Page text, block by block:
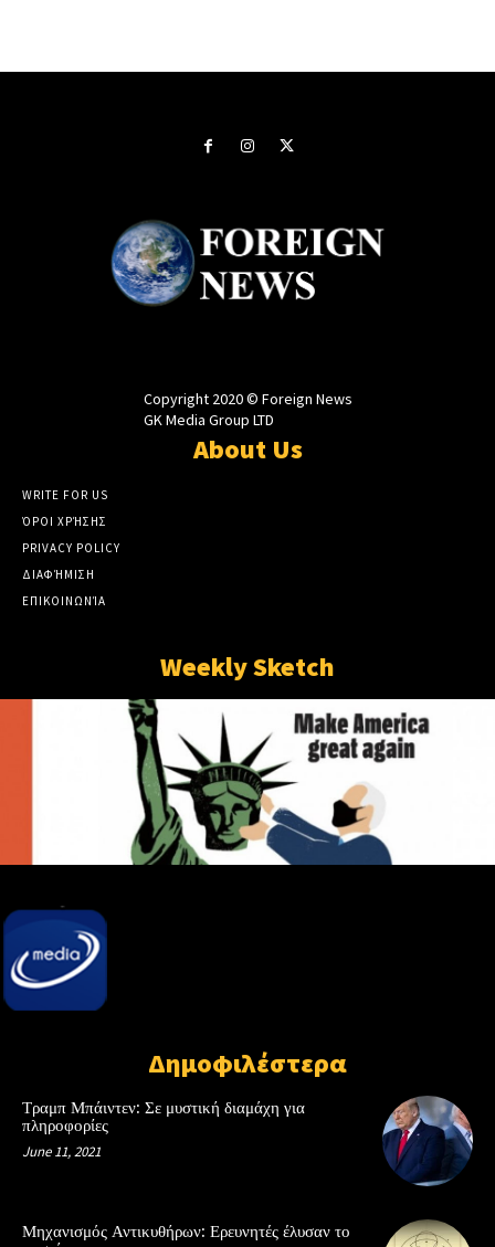
Copyright 2020 © Foreign News
GK Media Group LTD
About Us
WRITE FOR US
ΌΡΟΙ ΧΡΉΣΗΣ
PRIVACY POLICY
ΔΙΑΦΉΜΙΣΗ
ΕΠΙΚΟΙΝΩΝΊΑ
Weekly Sketch
Δημοφιλέστερα
Τραμπ Μπάιντεν: Σε μυστική διαμάχη για
πληροφορίες
June 11, 2021
Μηχανισμός Αντικυθήρων: Ερευνητές έλυσαν το